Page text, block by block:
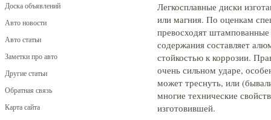
Доска объявлений
Авто новости
Авто статьи
Заметки про авто
Другие статьи
Обратная связь
Карта сайта
Легкосплавные диски
или магния. По оценкам
превосходят
содержания составляет
стойкостью к коррозии.
очень сильном ударе,
может треснуть, или
многие технические
изготовившей.